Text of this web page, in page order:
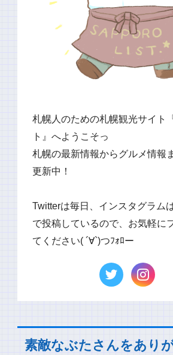
札幌人のための札幌観光サイト
ト』へようこそっ
札幌の最新情報からグルメ情報
更新中！
Twitterは毎日、インスタグラム
で投稿しているので、お気軽に
てください( ´∀`)つﾌｫﾛー
素敵なぶたさんをあり